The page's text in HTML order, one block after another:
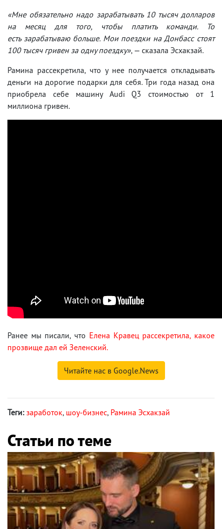
«Мне обязательно надо зарабатывать 10 тысяч долларов
на месяц для того, чтобы платить команди. То
есть зарабатываю больше. Мои поездки на Донбасс стоят
100 тысяч гривен за одну поездку», — сказала Эсхакзай.
Рамина рассекретила, что у нее получается откладывать
деньги на дорогие подарки для себя. Три года назад она
приобрела себе машину Audi Q3 стоимостью от 1
миллиона гривен.
Ранее мы писали, что Елена Кравец рассекретила, какое
прозвище дал ей Зеленский.
Читайте нас в Google.News
Теги: заработок, шоу-бизнес, Рамина Эсхакзай
Статьи по теме